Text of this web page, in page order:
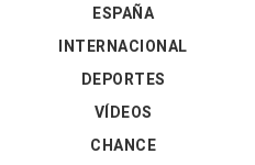
ESPAÑA
INTERNACIONAL
DEPORTES
VÍDEOS
CHANCE